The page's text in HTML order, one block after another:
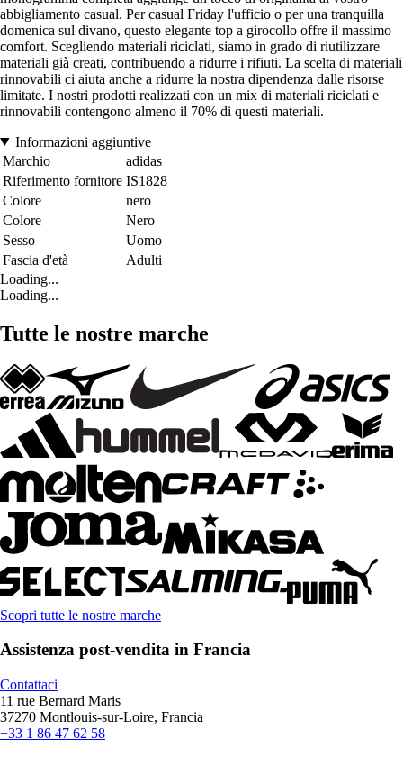
abbigliamento casual. Per casual Friday l'ufficio o per una tranquilla
domenica sul divano, questo elegante top a girocollo offre il massimo
comfort. Scegliendo materiali riciclati, siamo in grado di riutilizzare
materiali già creati, contribuendo a ridurre i rifiuti. La scelta di materiali
rinnovabili ci aiuta anche a ridurre la nostra dipendenza dalle risorse
limitate. I nostri prodotti realizzati con un mix di materiali riciclati e
rinnovabili contengono almeno il 70% di questi materiali.
Informazioni aggiuntive
Marchio
adidas
Riferimento fornitore IS1828
Colore
nero
Colore
Nero
Sesso
Uomo
Fascia d'età
Adulti
Loading...
Loading...
Tutte le nostre marche
Scopri tutte le nostre marche
Assistenza post-vendita in Francia
Contattaci
11 rue Bernard Maris
37270 Montlouis-sur-Loire, Francia
+33 1 86 47 62 58